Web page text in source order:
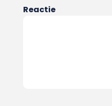
Reactie